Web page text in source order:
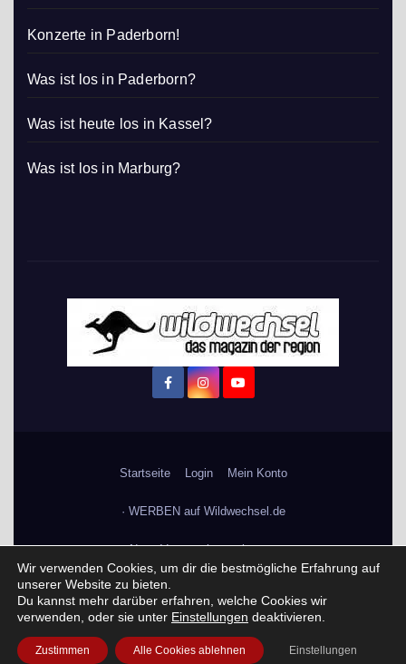
Konzerte in Paderborn!
Was ist los in Paderborn?
Was ist heute los in Kassel?
Was ist los in Marburg?
Startseite Login Mein Konto
· WERBEN auf Wildwechsel.de
+ Neue Veranstaltung eintragen:
Impressum / Datenschutzerklärung
Praktikum, Ausbildung & Jobs
Wir verwenden Cookies, um dir die bestmögliche Erfahrung auf
unserer Website zu bieten.
Du kannst mehr darüber erfahren, welche Cookies wir
verwenden, oder sie unter Einstellungen deaktivieren.
Zustimmen Alle Cookies ablehnen Einstellungen